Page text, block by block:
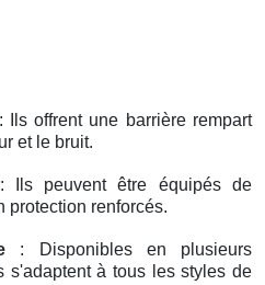
: Ils offrent une barrière rempart
et le bruit.
Ils peuvent être équipés de
protection renforcés.
: Disponibles en plusieurs
s'adaptent à tous les styles de